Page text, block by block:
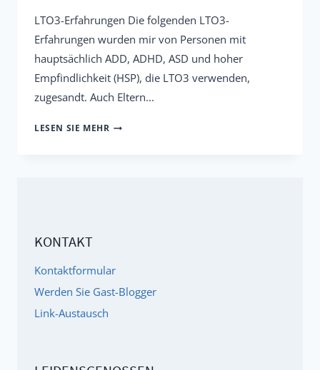
LTO3-Erfahrungen Die folgenden LTO3-
Erfahrungen wurden mir von Personen mit
hauptsächlich ADD, ADHD, ASD und hoher
Empfindlichkeit (HSP), die LTO3 verwenden,
zugesandt. Auch Eltern...
LESEN SIE MEHR LTO3-
UND
KONTAKT
Kontaktformular
Werden Sie Gast-Blogger
Link-Austausch